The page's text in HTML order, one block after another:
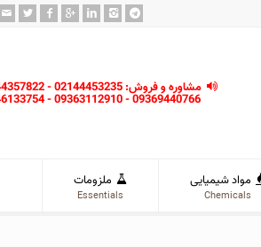
مشاوره و فروش:
09369440766 - 09363112910 - 02146133754
مواد شیمیایی
Chemicals
ملزومات
Essentials